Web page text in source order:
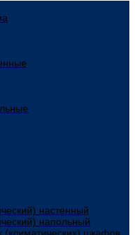
настенный
напольный